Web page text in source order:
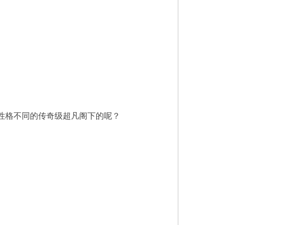
不同的传奇级超凡阁下的呢？